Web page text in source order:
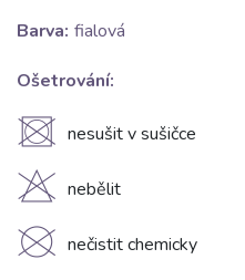
Barva: fialová
Ošetrování:
U nesušit v sušičce
H nebělit
K nečistit chemicky